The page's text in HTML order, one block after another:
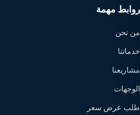
روابط مهمة
من نحن
خدماتنا
مشاريعنا
الوجهات
طلب عرض سعر